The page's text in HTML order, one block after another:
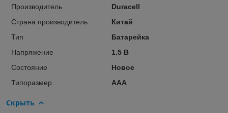
Производитель
Duracell
Страна производитель
Китай
Тип
Батарейка
Напряжение
1.5 В
Состояние
Новое
Типоразмер
AAA
Скрыть